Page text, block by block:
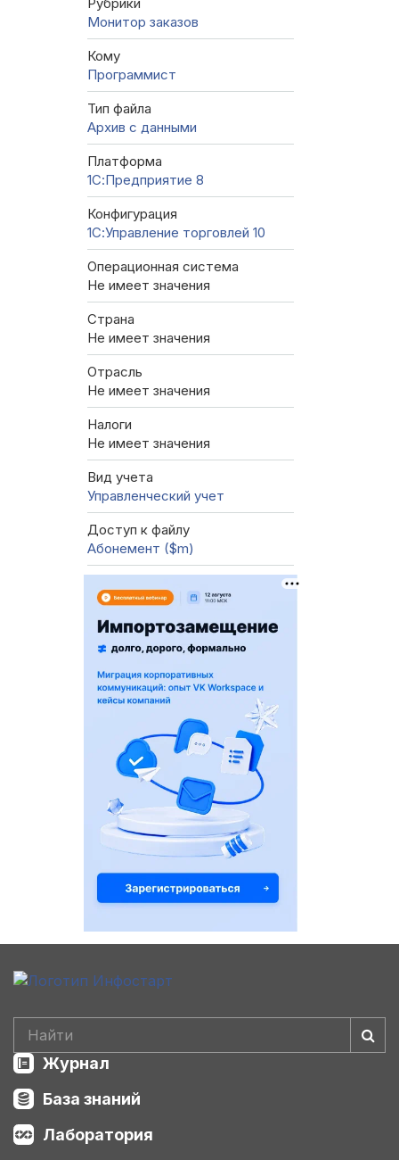
Рубрики
Монитор заказов
Кому
Программист
Тип файла
Архив с данными
Платформа
1С:Предприятие 8
Конфигурация
1С:Управление торговлей 10
Операционная система
Не имеет значения
Страна
Не имеет значения
Отрасль
Не имеет значения
Налоги
Не имеет значения
Вид учета
Управленческий учет
Доступ к файлу
Абонемент ($m)
Журнал
База знаний
Лаборатория